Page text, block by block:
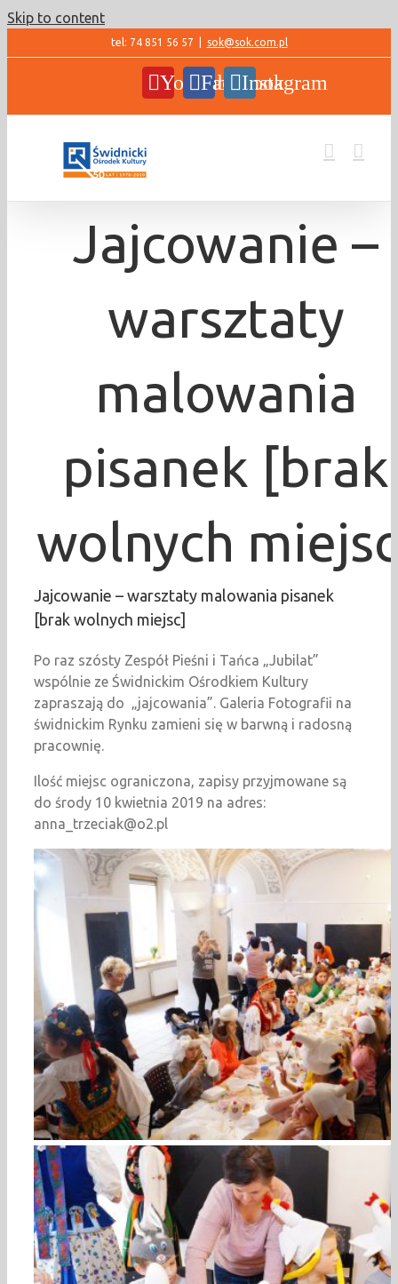
Skip to content
tel: 74 851 56 57 sok@sok.com.pl
YouTubeFacebookInstagram
Jajcowanie –
warsztaty
malowania
pisanek [brak
wolnych
Jajcowanie – warsztaty malowania pisanek
[brak wolnych miejsc]
Po raz szósty Zespół Pieśni i Tańca „Jubilat”
wspólnie ze Świdnickim Ośrodkiem Kultury
zapraszają do „jajcowania”. Galeria Fotografii na
świdnickim Rynku zamieni się w barwną i radosną
pracownię.
Ilość miejsc ograniczona, zapisy przyjmowane są
do środy 10 kwietnia 2019 na adres:
anna_trzeciak@o2.pl